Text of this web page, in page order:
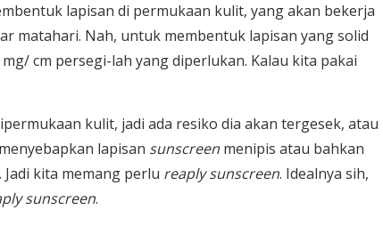
lapisan di permukaan kulit, yang akan bekerja
matahari. Nah, untuk membentuk lapisan yang solid
cm persegi-lah yang diperlukan. Kalau kita pakai
kulit, jadi ada resiko dia akan tergesek, atau
lapisan sunscreen menipis atau bahkan
kita memang perlu reaply sunscreen. Idealnya sih,
sunscreen.